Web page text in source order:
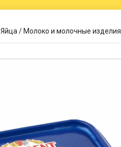
Яйца / Молоко и молочные изделия